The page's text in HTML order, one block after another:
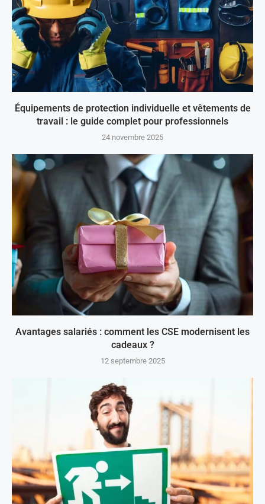
Équipements de protection individuelle et vêtements de
travail : le guide complet pour professionnels
24 novembre 2025
Avantages salariés : comment les CSE modernisent les
cadeaux ?
12 septembre 2025